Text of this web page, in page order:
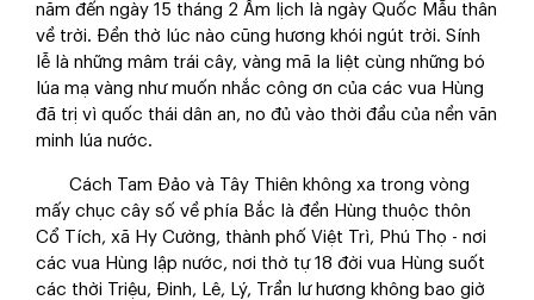
năm đến ngày 15 tháng 2 Âm lịch là ngày Quốc Mẫu thân
về trời. Đền thờ lúc nào cũng hương khói ngút trời. Sính
lễ là những mâm trái cây, vàng mã la liệt cùng những bó
lúa mạ vàng như muốn nhắc công ơn của các vua Hùng
đã trị vì quốc thái dân an, no đủ vào thời đầu của nền văn
minh lúa nước.
Cách Tam Đảo và Tây Thiên không xa trong vòng
mấy chục cây số về phía Bắc là đền Hùng thuộc thôn
Cổ Tích, xã Hy Cường, thành phố Việt Trì, Phú Thọ - nơi
các vua Hùng lập nước, nơi thờ tự 18 đời vua Hùng suốt
các thời Triệu, Đinh, Lê, Lý, Trần lư hương không bao giờ